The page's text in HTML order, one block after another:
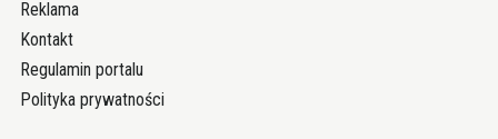
Reklama
Kontakt
Regulamin portalu
Polityka prywatności